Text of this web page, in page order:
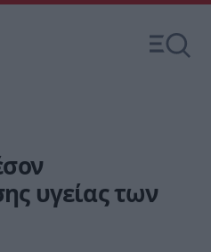
υγείας των